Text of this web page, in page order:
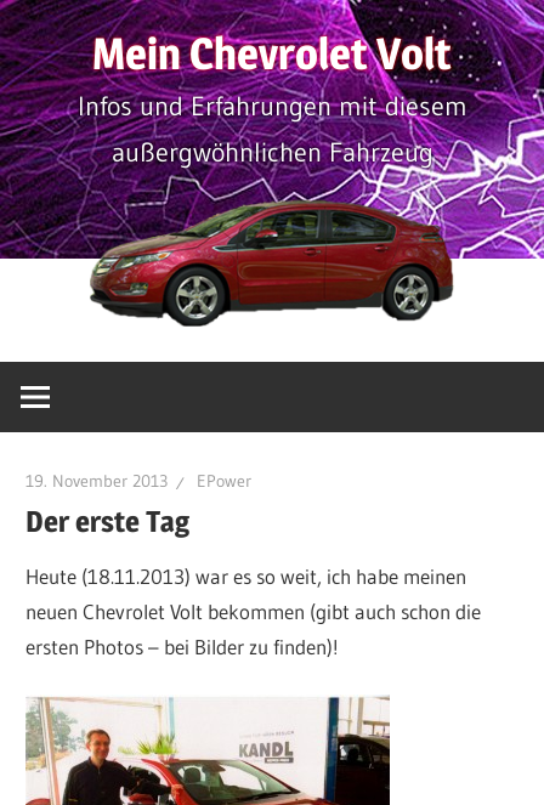
Zum
Inhalt
springen
Mein Chevrolet Volt
Infos und Erfahrungen mit diesem
außergwöhnlichen Fahrzeug
19. November 2013 EPower
Der erste Tag
Heute (18.11.2013) war es so weit, ich habe meinen
neuen Chevrolet Volt bekommen (gibt auch schon die
ersten Photos – bei Bilder zu finden)!